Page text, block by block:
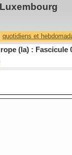
quotidiens et
(la) : Fascicule